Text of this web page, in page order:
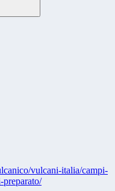
vulcani-italia/campi-